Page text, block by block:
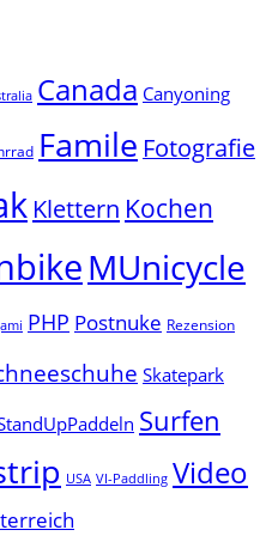
Canada Canyoning
Famile Fotografie
Klettern Kochen
MUnicycle
PHP Postnuke Rezension
Skatepark
Surfen
USA VI-Paddling Video